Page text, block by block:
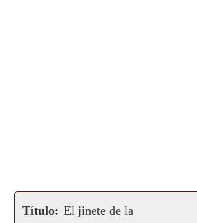
Título: El jinete de la